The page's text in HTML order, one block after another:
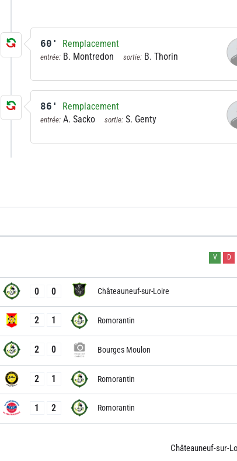
60' Remplacement
entrée: B. Montredon sortie: B. Thorin
86' Remplacement
entrée: A. Sacko sortie: S. Genty
V D
0 0 Châteauneuf-sur-Loire
2 1 Romorantin
2 0 Bourges Moulon
2 1 Romorantin
1 2 Romorantin
Châteauneuf-sur-